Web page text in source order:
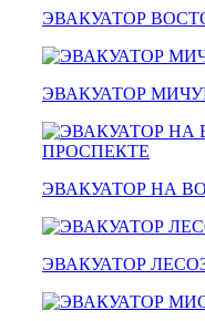
эвакуатор
эвакуатор
климовск
александров
зарайск
лесной
рублевское
эвакуатор
ЭВАКУАТОР
ЭВАКУАТОР
ЭВАКУАТОР НА
ЭВАКУАТОР